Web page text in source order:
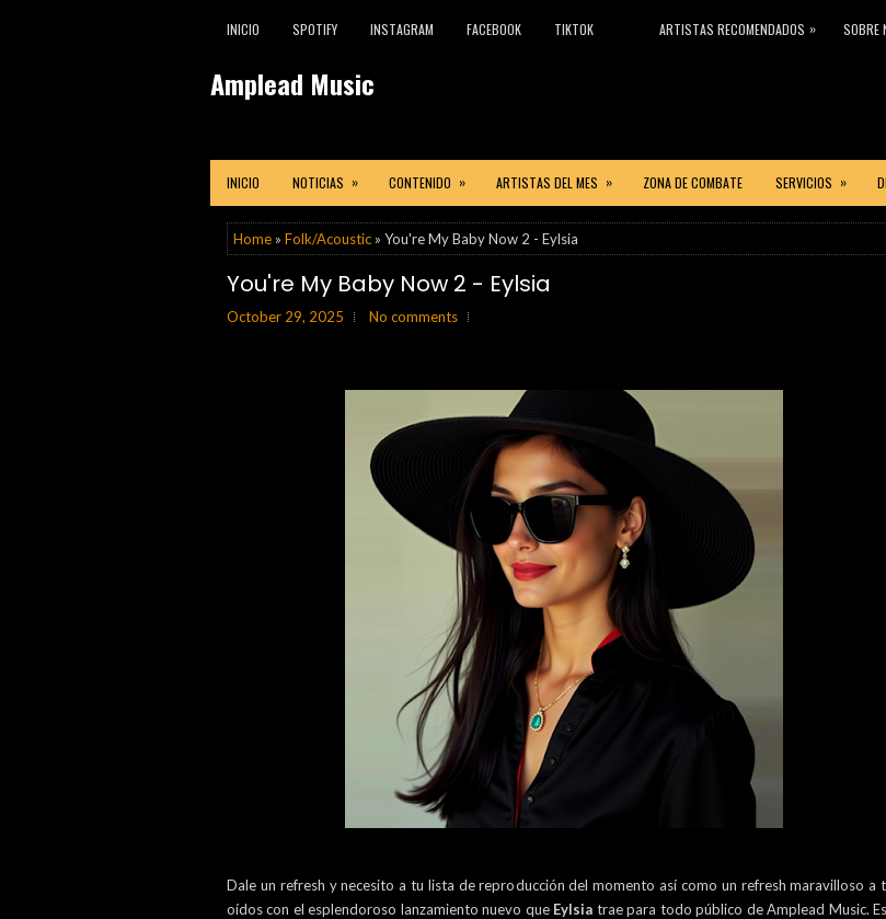
INICIO SPOTIFY INSTAGRAM FACEBOOK TIKTOK ARTISTAS RECOMENDADOS » SOBRE
Amplead Music
INICIO NOTICIAS » CONTENIDO » ARTISTAS DEL MES » ZONA DE COMBATE SERVICIOS »
Home » Folk/Acoustic » You're My Baby Now 2 - Eylsia
You're My Baby Now 2 - Eylsia
October 29, 2025 No comments
Dale un refresh y necesito a tu lista de reproducción del momento así como un refresh maravilloso a
oídos con el esplendoroso lanzamiento nuevo que Eylsia trae para todo público de Amplead Music.